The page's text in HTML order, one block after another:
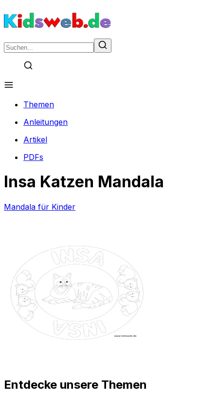
Themen
Anleitungen
Artikel
PDFs
Insa Katzen Mandala
Mandala für Kinder
Entdecke unsere Themen